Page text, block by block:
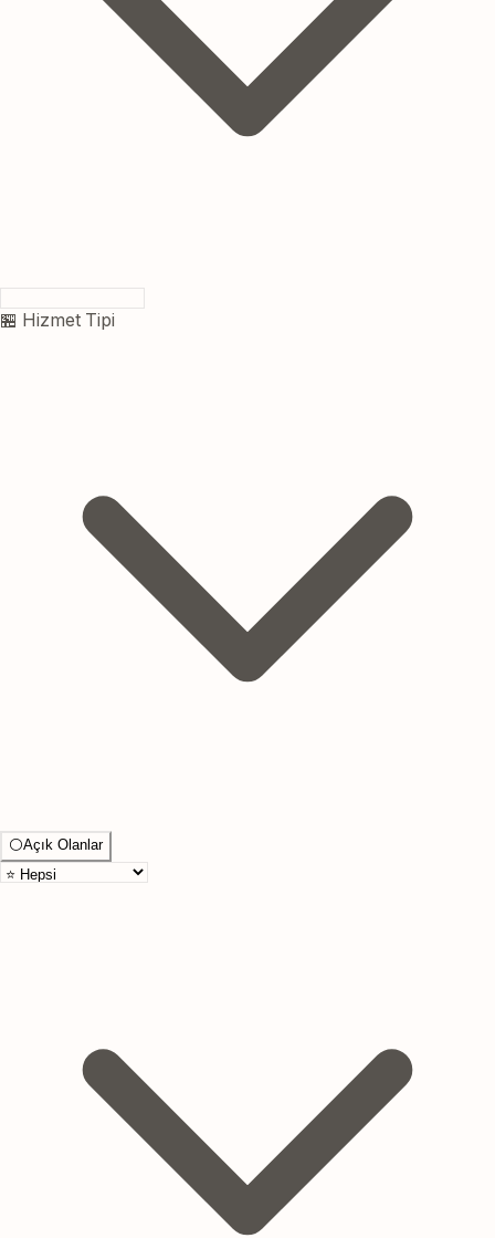
🏪 Hizmet Tipi
⚪Açık Olanlar